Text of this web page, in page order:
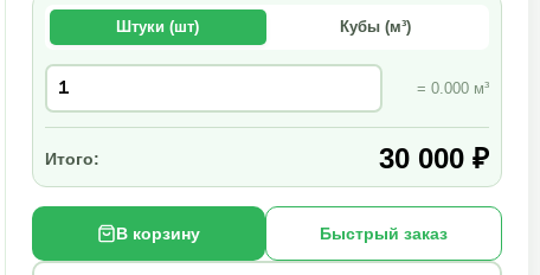
Штуки (шт) Кубы (м³)
= 0.000 м³
Итого: 30 000 ₽
В корзину Быстрый заказ